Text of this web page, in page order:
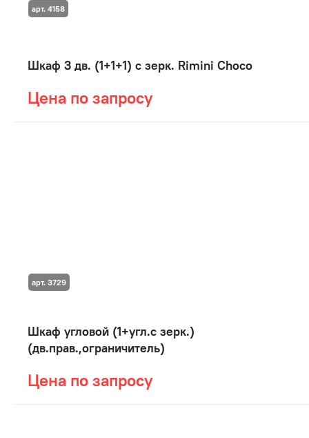
Шкаф 3 дв. (1+1+1) с зерк. Rimini Choco
Цена по запросу
арт. 4158
Шкаф угловой (1+угл.с зерк.)
(дв.прав.,ограничитель)
Цена по запросу
арт. 3729